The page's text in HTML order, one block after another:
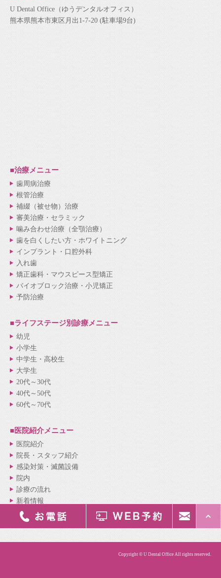
U Dental Office（ゆうデンタルオフィス）
熊本県熊本市東区月出1-7-20 (駐車場9台)
■治療メニュー
歯周病治療
根管治療
補綴（被せ物）治療
審美治療・セラミック
噛み合わせ治療（全顎治療）
歯を白くしたい方・ホワイトニング
インプラント・口腔外科
入れ歯
矯正歯科・マウスピース型矯正
バイオブロック治療・小児矯正
予防治療
■ライフステージ別診療メニュー
幼児
小学生
中学生・高校生
大学生
20代～30代
40代～50代
60代～70代
■医院紹介メニュー
医院紹介
院長・スタッフ紹介
感染対策・滅菌設備
院内
診療の流れ
新着情報
サイトマップ
Copyright © U Dental Office All rights reserved.